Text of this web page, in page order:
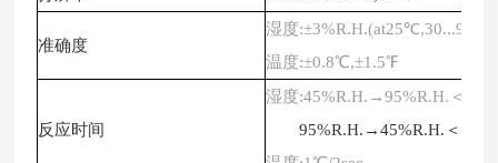
准确度
湿度
温度:±0.8℃,±1.5℉
反应时间
湿度:45%R.H.→95%R.H.＜
95%R.H.→45%R.H.＜